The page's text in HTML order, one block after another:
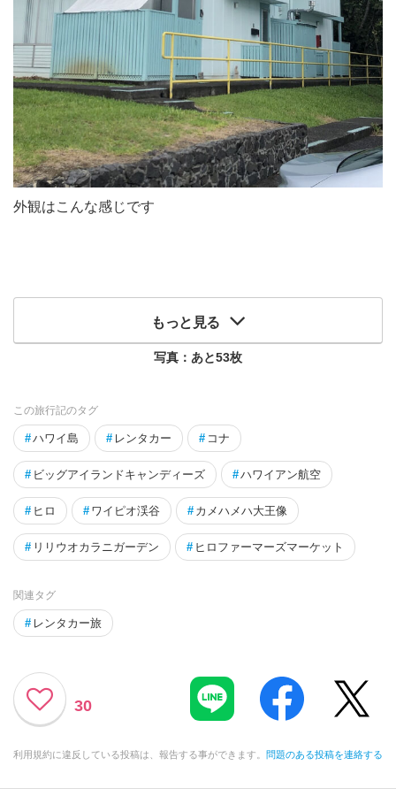
外観はこんな感じです
もっと見る
写真：あと53枚
この旅行記のタグ
#ハワイ島 # レンタカー # コナ
# ビッグアイランドキャンディーズ #ハワイアン航空
# ヒロ # ワイピオ渓谷 # カメハメハ大王像
# リリウオカラニガーデン # ヒロファーマーズマーケット
関連タグ
# レンタカー旅
30
利用規約に違反している投稿は、報告する事ができます。 問題のある投稿を連絡する